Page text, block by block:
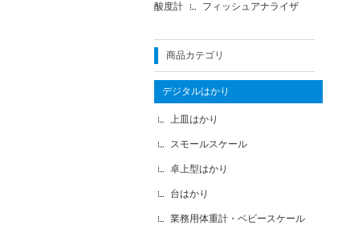
酸度計
フィッシュアナライザ
商品カテゴリ
デジタルはかり
上皿はかり
スモールスケール
卓上型はかり
台はかり
業務用体重計・ベビースケール